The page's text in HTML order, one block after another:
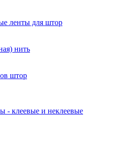
ленты для штор
нить
штор
- клеевые и неклеевые